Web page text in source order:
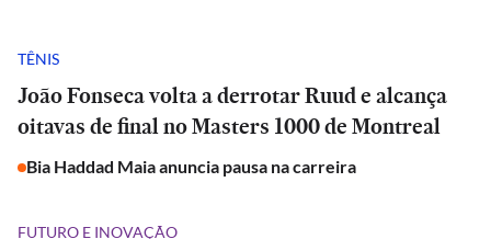
TÊNIS
João Fonseca volta a derrotar Ruud e alcança
oitavas de final no Masters 1000 de Montreal
Bia Haddad Maia anuncia pausa na carreira
FUTURO E INOVAÇÃO